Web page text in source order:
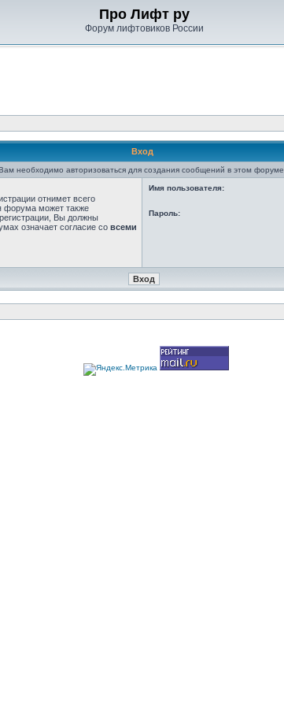
Про Лифт ру
Форум лифтовиков России
Вход
необходимо авторизоваться для создания сообщений в этом форуме.
отнимет всего
форума может также
Вы должны
означает согласие со всеми
Имя пользователя:
Пароль: